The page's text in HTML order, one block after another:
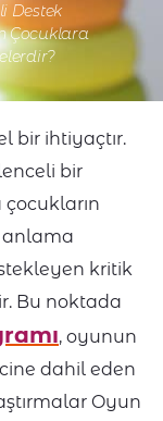
Destek
Çocuklara
bir ihtiyaçtır.
bir
çocukların
anlama
kritik
Bu noktada
, oyunun
dahil eden
Oyun